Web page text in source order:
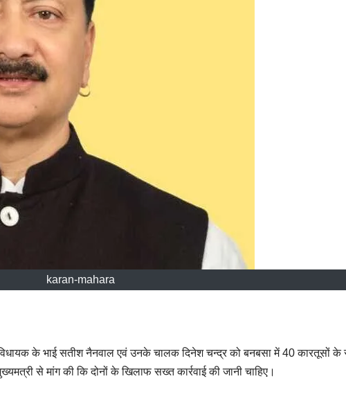
karan-mahara
के भाई सतीश नैनवाल एवं उनके चालक दिनेश चन्द्र को बनबसा में 40 कारतूसों के
से मांग की कि दोनों के खिलाफ सख्त कार्रवाई की जानी चाहिए।